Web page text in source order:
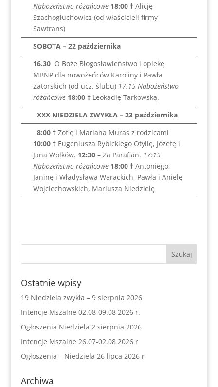
Nabożeństwo różańcowe 18:00 † Alicję
Szachogłuchowicz (od właścicieli firmy
Sawtrans)
SOBOTA – 22 października
16.30 O Boże Błogosławieństwo i opiekę
MBNP dla nowożeńców Karoliny i Pawła
Zatorskich (od ucz. ślubu) 17:15 Nabożeństwo
różańcowe 18:00 † Leokadię Tarkowską.
XXX NIEDZIELA ZWYKŁA – 23 października
8:00 † Zofię i Mariana Muras z rodzicami
10:00 † Eugeniusza Rybickiego Otylię, Józefę i
Jana Wołków. 12:30 – Za Parafian. 17:15
Nabożeństwo różańcowe 18:00 † Antoniego,
Janinę i Władysława Warackich, Pawła i Anielę
Wojciechowskich, Mariusza Niedzielę
Ostatnie wpisy
19 Niedziela zwykła – 9 sierpnia 2026
Intencje Mszalne 02.08-09.08 2026 r.
Ogłoszenia Niedziela 2 sierpnia 2026
Intencje Mszalne 26.07-02.08 2026 r
Ogłoszenia – Niedziela 26 lipca 2026 r
Archiwa